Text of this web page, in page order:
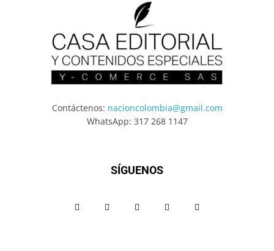
Contáctenos: nacioncolombia@gmail.com
WhatsApp: 317 268 1147
SÍGUENOS